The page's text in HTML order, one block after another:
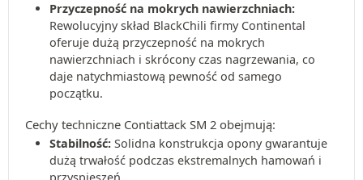
Przyczepność na mokrych nawierzchniach:
Rewolucyjny skład BlackChili firmy Continental
oferuje dużą przyczepność na mokrych
nawierzchniach i skrócony czas nagrzewania, co
daje natychmiastową pewność od samego
początku.
Cechy techniczne Contiattack SM 2 obejmują:
Stabilność: Solidna konstrukcja opony gwarantuje
dużą trwałość podczas ekstremalnych hamowań i